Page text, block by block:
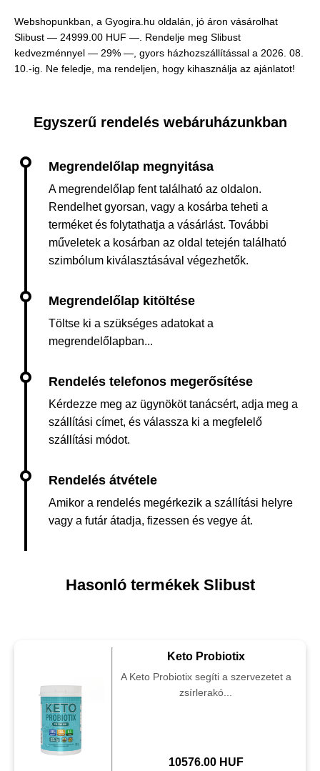
Webshopunkban, a Gyogira.hu oldalán, jó áron vásárolhat
Slibust — 24999.00 HUF — . Rendelje meg Slibust
kedvezménnyel — 29% —, gyors házhozszállítással a 2026. 08.
10.-ig. Ne feledje, ma rendeljen, hogy kihasználja az ajánlatot!
Egyszerű rendelés webáruházunkban
A megrendelőlap fent található az oldalon.
Rendelhet gyorsan, vagy a kosárba teheti a
terméket és folytathatja a vásárlást. További
műveletek a kosárban az oldal tetején található
szimbólum kiválasztásával végezhetők.
Töltse ki a szükséges adatokat a
megrendelőlapban...
Kérdezze meg az ügynököt tanácsért, adja meg a
szállítási címet, és válassza ki a megfelelő
szállítási módot.
Amikor a rendelés megérkezik a szállítási helyre
vagy a futár átadja, fizessen és vegye át.
Hasonló termékek Slibust
Keto Probiotix
A Keto Probiotix segíti a szervezetet a
zsírlerakó...
10576.00 HUF